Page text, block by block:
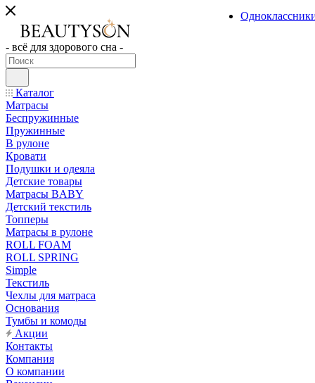
- всё для здорового сна -
Каталог
Матрасы
Беспружинные
Пружинные
В рулоне
Кровати
Подушки и одеяла
Детские товары
Матрасы BABY
Детский текстиль
Топперы
Матрасы в рулоне
ROLL FOAM
ROLL SPRING
Simple
Текстиль
Чехлы для матраса
Основания
Тумбы и комоды
Акции
Контакты
Компания
О компании